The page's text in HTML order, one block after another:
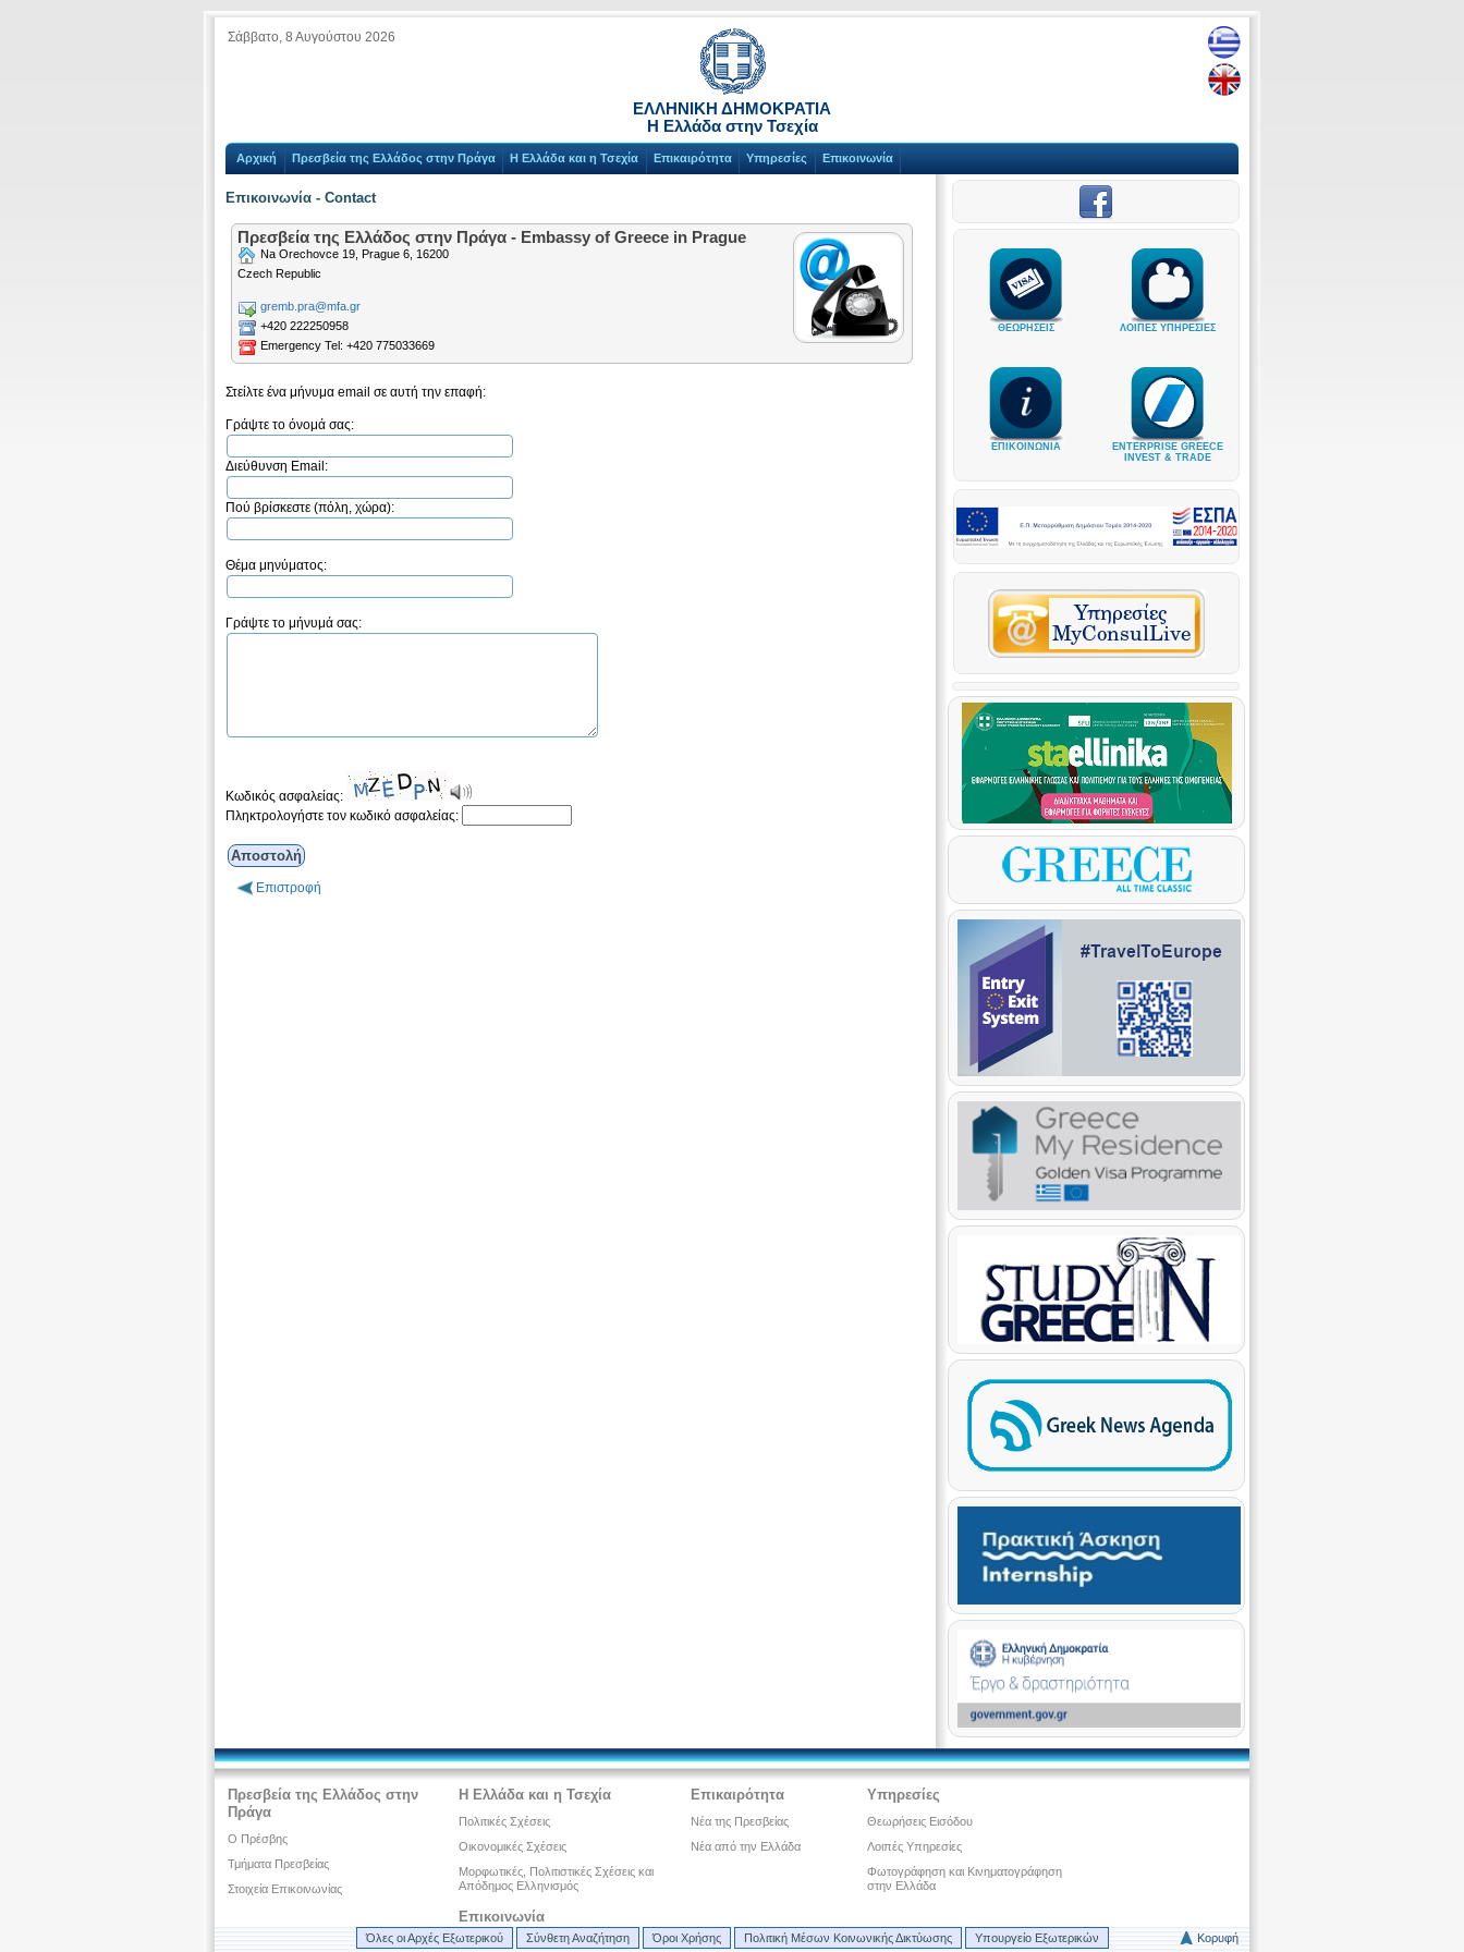
Σάββατο, 8 Αυγούστου 2026
ΕΛΛΗΝΙΚΗ ΔΗΜΟΚΡΑΤΙΑ
Η Ελλάδα στην Τσεχία
Αρχική Πρεσβεία της Ελλάδος στην Πράγα Η Ελλάδα και η Τσεχία Επικαιρότητα Υπηρεσίες Επικοινωνία
Επικοινωνία - Contact
Πρεσβεία της Ελλάδος στην Πράγα - Embassy of Greece in Prague
Na Orechovce 19, Prague 6, 16200
Czech Republic
gremb.pra@mfa.gr
+420 222250958
Emergency Tel: +420 775033669
Στείλτε ένα μήνυμα email σε αυτή την επαφή:
Γράψτε το όνομά σας:
Διεύθυνση Email:
Πού βρίσκεστε (πόλη, χώρα):
Θέμα μηνύματος:
Γράψτε το μήνυμά σας:
Κωδικός ασφαλείας:
Πληκτρολογήστε τον κωδικό ασφαλείας:
Επιστροφή
ΘΕΩΡΗΣΕΙΣ ΛΟΙΠΕΣ ΥΠΗΡΕΣΙΕΣ
ΕΠΙΚΟΙΝΩΝΙΑ
ENTERPRISE GREECE
INVEST & TRADE
Πρεσβεία της Ελλάδος στην
Πράγα
Ο Πρέσβης
Τμήματα Πρεσβείας
Στοιχεία Επικοινωνίας
Η Ελλάδα και η Τσεχία
Πολιτικές Σχέσεις
Οικονομικές Σχέσεις
Μορφωτικές, Πολιτιστικές Σχέσεις και
Απόδημος Ελληνισμός
Επικαιρότητα
Νέα της Πρεσβείας
Νέα από την Ελλάδα
Υπηρεσίες
Θεωρήσεις Εισόδου
Λοιπές Υπηρεσίες
Φωτογράφηση και Κινηματογράφηση
στην Ελλάδα
Επικοινωνία
Όλες οι Αρχές Εξωτερικού Σύνθετη Αναζήτηση Όροι Χρήσης Πολιτική Μέσων Κοινωνικής Δικτύωσης Υπουργείο Εξωτερικών Κορυφή